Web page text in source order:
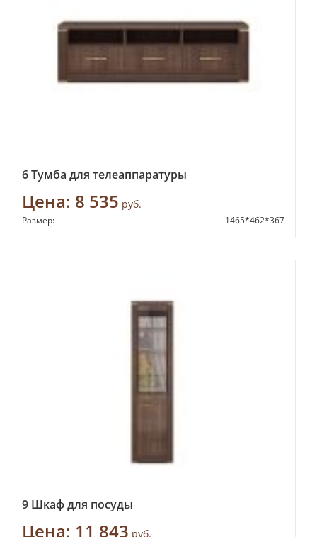
6 Тумба для телеаппаратуры
Цена: 8 535 руб.
Размер: 1465*462*367
9 Шкаф для посуды
Цена: 11 843 руб.